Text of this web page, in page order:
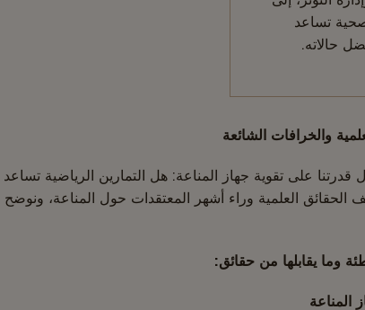
تساعد
حالاته.
والخرافات الشائعة
على تقوية جهاز المناعة: هل التمارين الرياضية
العلمية وراء أشهر المعتقدات حول المناعة،
وما يقابلها من حقائق:
المناعة